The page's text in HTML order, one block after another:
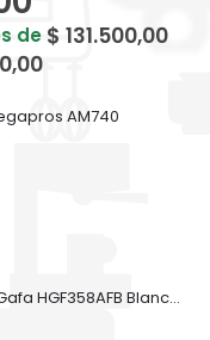
de $ 131.500,00
AM740
Heladera con freezer Gafa HGF358AFB Blanca 282lts